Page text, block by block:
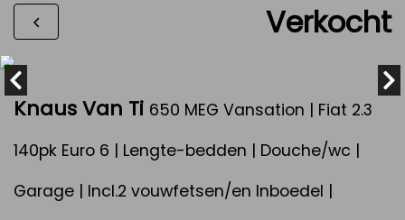
Verkocht
Knaus Van Ti 650 MEG Vansation | Fiat 2.3
140pk Euro 6 | Lengte-bedden | Douche/wc |
Garage | Incl.2 vouwfetsen/en Inboedel |